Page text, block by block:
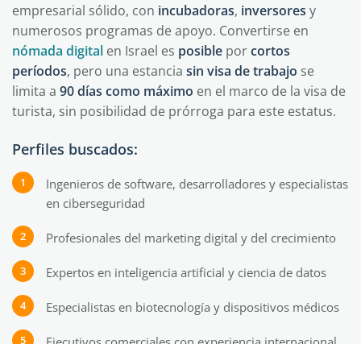
empresarial sólido, con incubadoras, inversores y
numerosos programas de apoyo. Convertirse en
nómada digital en Israel es posible porcortos
períodos, pero una estancia sin visa de trabajo se
limita a 90 días como máximo en el marco de la visa de
turista, sin posibilidad de prórroga para este estatus.
Perfiles buscados:
Ingenieros de software, desarrolladores y especialistas
en ciberseguridad
Profesionales del marketing digital y del crecimiento
Expertos en inteligencia artificial y ciencia de datos
Especialistas en biotecnología y dispositivos médicos